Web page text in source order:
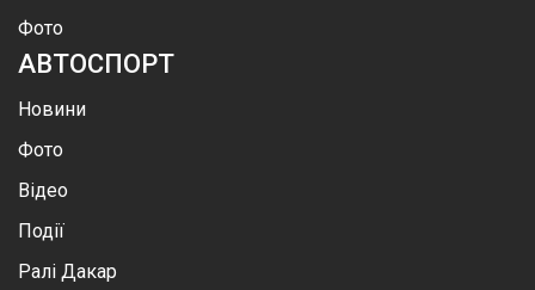
Фото
АВТОСПОРТ
Новини
Фото
Відео
Події
Ралі Дакар